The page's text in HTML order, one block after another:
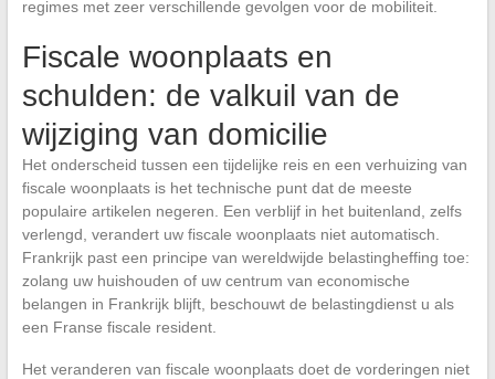
regimes met zeer verschillende gevolgen voor de mobiliteit.
Fiscale woonplaats en
schulden: de valkuil van de
wijziging van domicilie
Het onderscheid tussen een tijdelijke reis en een verhuizing van
fiscale woonplaats is het technische punt dat de meeste
populaire artikelen negeren. Een verblijf in het buitenland, zelfs
verlengd, verandert uw fiscale woonplaats niet automatisch.
Frankrijk past een principe van wereldwijde belastingheffing toe:
zolang uw huishouden of uw centrum van economische
belangen in Frankrijk blijft, beschouwt de belastingdienst u als
een Franse fiscale resident.
Het veranderen van fiscale woonplaats doet de vorderingen niet